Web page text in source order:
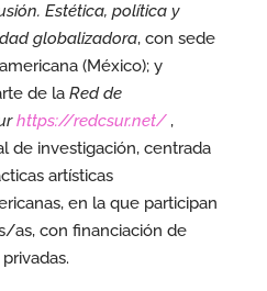
Estética, política y
globalizadora, con sede
(México); y
de la Red de
https://redcsur.net/,
de investigación, centrada
artísticas
en la que participan
as, con financiación de